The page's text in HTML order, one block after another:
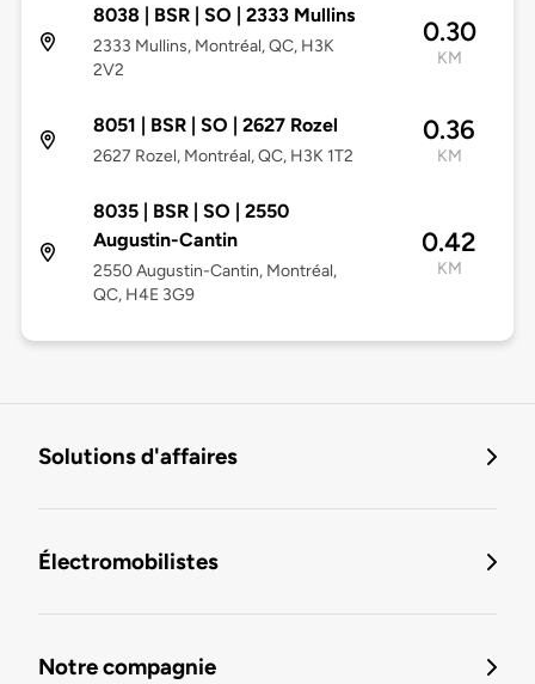
8038 | BSR | SO | 2333 Mullins
2333 Mullins, Montréal, QC, H3K
2V2
0.30
KM
8051 | BSR | SO | 2627 Rozel
2627 Rozel, Montréal, QC, H3K 1T2
0.36
KM
8035 | BSR | SO | 2550
Augustin-Cantin
2550 Augustin-Cantin, Montréal,
QC, H4E 3G9
0.42
KM
Solutions d'affaires
Électromobilistes
Notre compagnie